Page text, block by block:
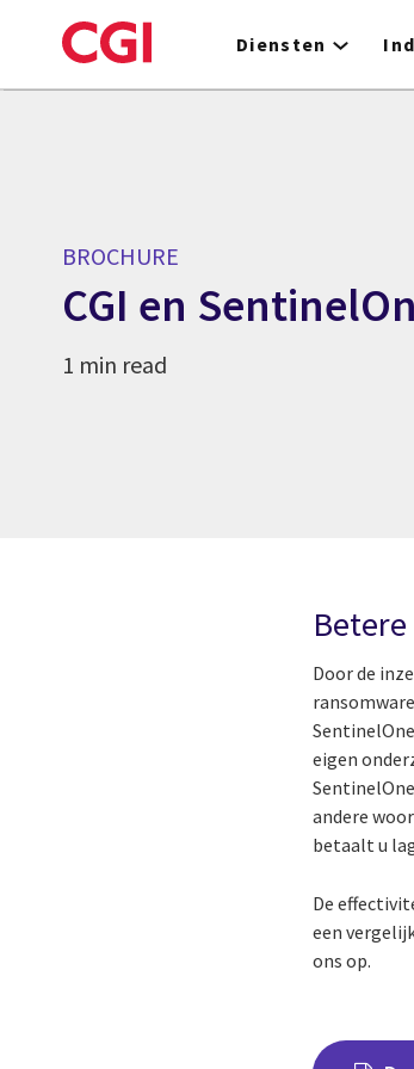
to
Diensten
BROCHURE
CGI en
1 min read
Door de
eigen
andere
betaalt u
De
een
ons op.